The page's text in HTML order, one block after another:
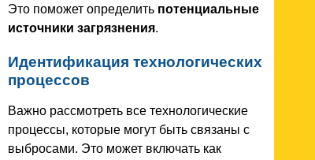
Это поможет определить потенциальные
источники загрязнения.
Идентификация технологических
процессов
Важно рассмотреть все технологические
процессы, которые могут быть связаны с
выбросами. Это может включать как